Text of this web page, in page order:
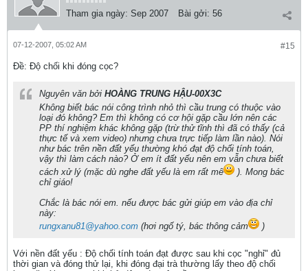
Tham gia ngày: Sep 2007 Bài gởi: 56
#15
07-12-2007, 05:02 AM
Ðề: Độ chối khi đóng cọc?
Nguyên văn bởi HOÀNG TRUNG HẬU-00X3C
Không biết bác nói công trình nhỏ thì cầu trung có thuộc vào
loại đó không? Em thì không có cơ hội gặp cầu lớn nên các
PP thí nghiệm khác không gặp (trừ thử tĩnh thì đã có thấy (cả
thực tế và xem video) nhưng chưa trực tiếp làm lần nào). Nói
như bác trên nền đất yếu thường khó đạt độ chối tính toán,
vậy thì làm cách nào? Ở em ít đất yếu nên em vẫn chưa biết
cách xử lý (mặc dù nghe đất yếu là em rất mê
). Mong bác
chỉ giáo!
Chắc là bác nói em. nếu được bác gửi giúp em vào địa chỉ
này:
rungxanu81@yahoo.com (hơi ngố tý, bác thông cảm )
Với nền đất yếu : Độ chối tính toán đạt được sau khi cọc "nghỉ" đủ
thời gian và đóng thử lại, khi đóng đại trà thường lấy theo độ chối